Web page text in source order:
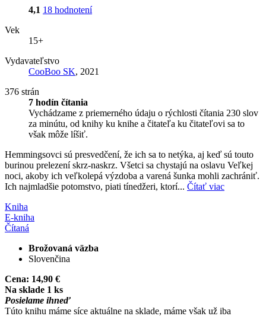
4,1 18 hodnotení
Vek
15+
Vydavateľstvo
CooBoo SK, 2021
376 strán
7 hodín čítania
Vychádzame z priemerného údaju o rýchlosti čítania 230 slov
za minútu, od knihy ku knihe a čitateľa ku čitateľovi sa to
však môže líšiť.
Hemmingsovci sú presvedčení, že ich sa to netýka, aj keď sú touto
burinou prelezení skrz-naskrz. Všetci sa chystajú na oslavu Veľkej
noci, akoby ich veľkolepá výzdoba a varená šunka mohli zachrániť.
Ich najmladšie potomstvo, piati tínedžeri, ktorí... Čítať viac
Kniha
E-kniha
Čítaná
Brožovaná väzba
Slovenčina
Cena: 14,90 €
Na sklade 1 ks
Posielame ihneď
Túto knihu máme síce aktuálne na sklade, máme však už iba